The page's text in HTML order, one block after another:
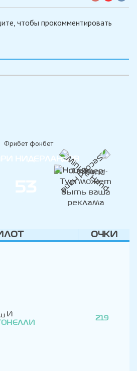
чтобы прокомментировать
НИДЕРЛАНДОВ
53
ОЧКИ
219